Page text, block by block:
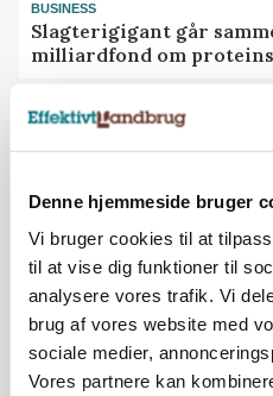
Denne hjemmeside bruger
Vi bruger cookies til at
til at vise dig funktioner til
analysere vores trafik. Vi
brug af vores website med
sociale medier,
Vores partnere kan
BUSINESS
Slagterigigant går
milliardfond om